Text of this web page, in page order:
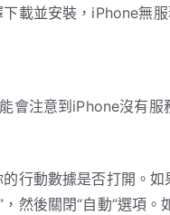
載並安裝，iPhone無
會注意到iPhone沒有服
行動數據是否打開。
然後關閉“自動”選項